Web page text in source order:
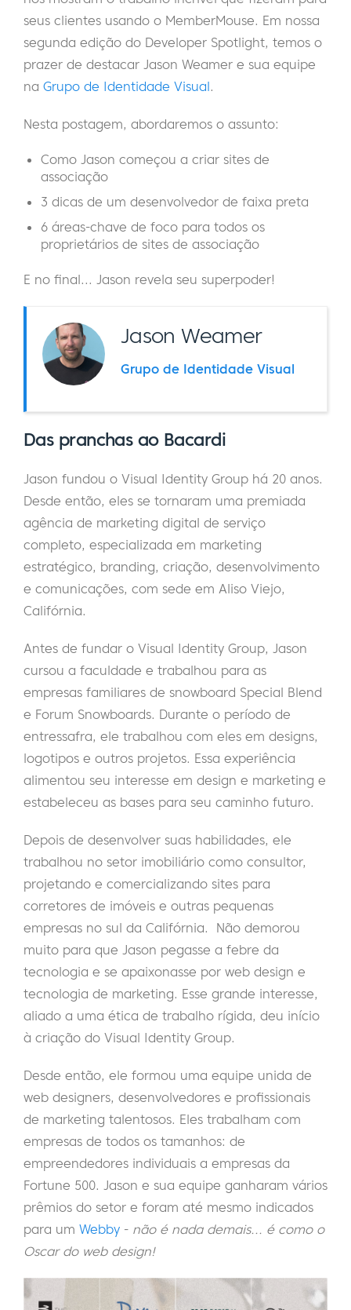
seus clientes usando o MemberMouse. Em nossa
segunda edição do Developer Spotlight, temos o
prazer de destacar Jason Weamer e sua equipe
na Grupo de Identidade Visual.
Nesta postagem, abordaremos o assunto:
Como Jason começou a criar sites de
associação
3 dicas de um desenvolvedor de faixa preta
6 áreas-chave de foco para todos os
proprietários de sites de associação
E no final... Jason revela seu superpoder!
Jason Weamer
Grupo de Identidade Visual
Das pranchas ao Bacardi
Jason fundou o Visual Identity Group há 20 anos.
Desde então, eles se tornaram uma premiada
agência de marketing digital de serviço
completo, especializada em marketing
estratégico, branding, criação, desenvolvimento
e comunicações, com sede em Aliso Viejo,
Califórnia.
Antes de fundar o Visual Identity Group, Jason
cursou a faculdade e trabalhou para as
empresas familiares de snowboard Special Blend
e Forum Snowboards. Durante o período de
entressafra, ele trabalhou com eles em designs,
logotipos e outros projetos. Essa experiência
alimentou seu interesse em design e marketing e
estabeleceu as bases para seu caminho futuro.
Depois de desenvolver suas habilidades, ele
trabalhou no setor imobiliário como consultor,
projetando e comercializando sites para
corretores de imóveis e outras pequenas
empresas no sul da Califórnia.
Não demorou
muito para que Jason pegasse a febre da
tecnologia e se apaixonasse por web design e
tecnologia de marketing. Esse grande interesse,
aliado a uma ética de trabalho rígida, deu início
à criação do Visual Identity Group.
Desde então, ele formou uma equipe unida de
web designers, desenvolvedores e profissionais
de marketing talentosos. Eles trabalham com
empresas de todos os tamanhos: de
empreendedores individuais a empresas da
Fortune 500. Jason e sua equipe ganharam vários
prêmios do setor e foram até mesmo indicados
para um Webby - não é nada demais... é como o
Oscar do web design!